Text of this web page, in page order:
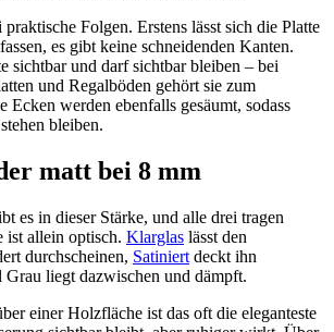
Folgen. Erstens lässt sich die Platte
es gibt keine schneidenden Kanten.
sichtbar und darf sichtbar bleiben – bei
und Regalböden gehört sie zum
Ecken werden ebenfalls gesäumt, sodass
bleiben.
matt bei 8 mm
es in dieser Stärke, und alle drei tragen
ist allein optisch. Klarglas lässt den
durchscheinen, Satiniert deckt ihn
Grau liegt dazwischen und dämpft.
einer Holzfläche ist das oft die eleganteste